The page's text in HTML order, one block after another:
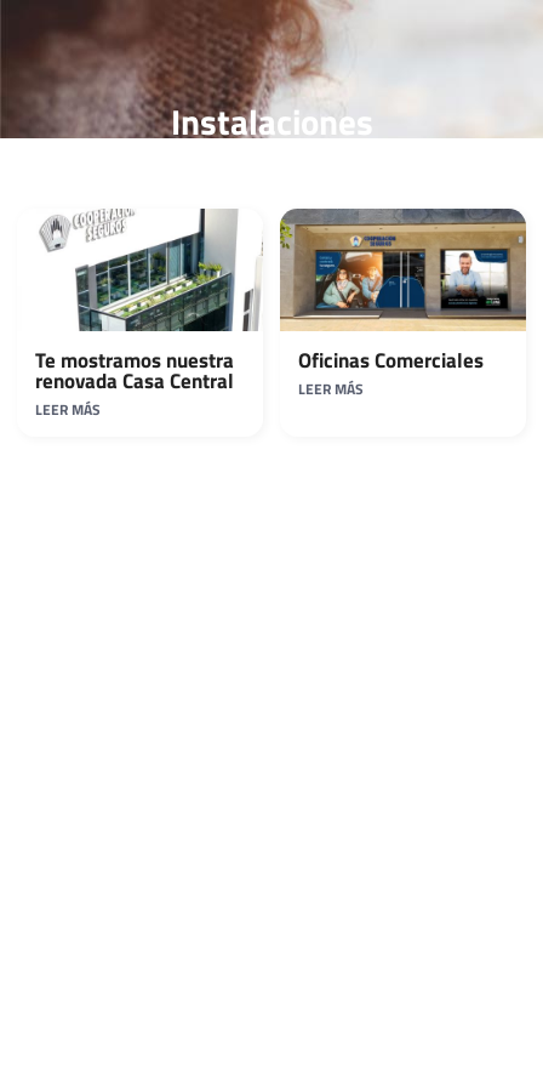
Instalaciones
Te mostramos nuestra
renovada Casa Central
LEER MÁS
Oficinas Comerciales
LEER MÁS